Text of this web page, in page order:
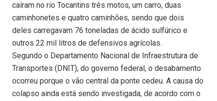
caíram no rio Tocantins três motos, um carro, duas
caminhonetes e quatro caminhões, sendo que dois
deles carregavam 76 toneladas de ácido sulfúrico e
outros 22 mil litros de defensivos agrícolas.
Segundo o Departamento Nacional de Infraestrutura de
Transportes (DNIT), do governo federal, o desabamento
ocorreu porque o vão central da ponte cedeu. A causa do
colapso ainda está sendo investigada, de acordo com o